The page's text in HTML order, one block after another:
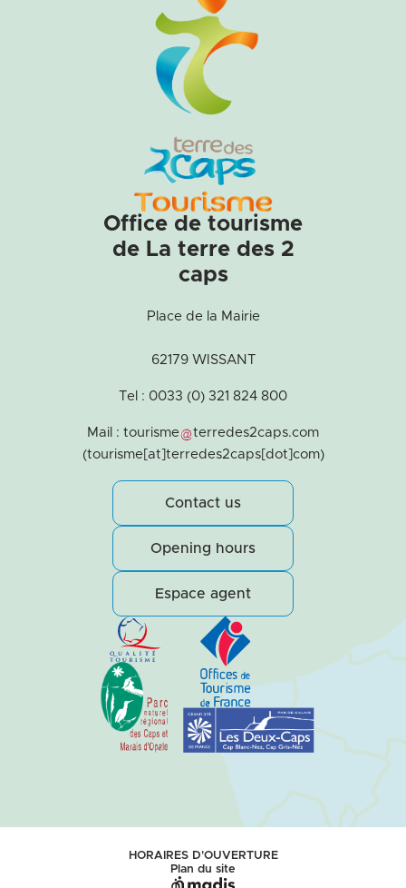
Office de tourisme
de La terre des 2
caps
Place de la Mairie
62179 WISSANT
Tel : 0033 (0) 321 824 800
Mail : tourisme terredes2caps.com
(tourisme[at]terredes2caps[dot]com)
Contact us
Opening hours
Espace agent
HORAIRES D'OUVERTURE
Plan du site